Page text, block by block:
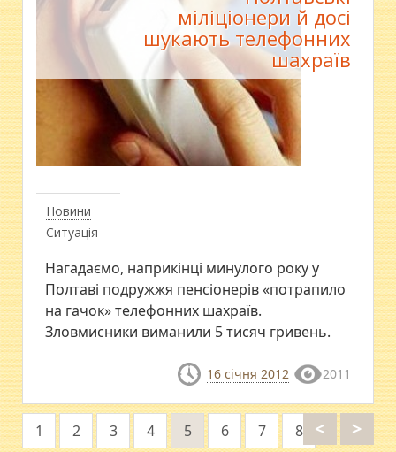
Новини
Ситуація
міліціонери й досі
шукають телефонних
шахраїв
Нагадаємо, наприкінці минулого року у
Полтаві подружжя пенсіонерів «потрапило
на гачок» телефонних шахраїв.
Зловмисники виманили 5 тисяч гривень.
16 січня 2012 2011
<
1 2 3 4 5 6 7 8 >